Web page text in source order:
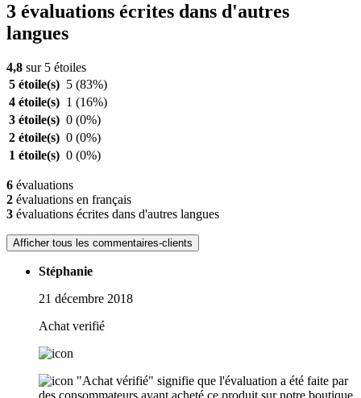
3 évaluations écrites dans d'autres
langues
4,8 sur 5 étoiles
5 étoile(s) 5 (83%)
4 étoile(s) 1 (16%)
3 étoile(s) 0 (0%)
2 étoile(s) 0 (0%)
1 étoile(s) 0 (0%)
6 évaluations
2 évaluations en français
3 évaluations écrites dans d'autres langues
Afficher tous les commentaires-clients
Stéphanie
21 décembre 2018
Achat verifié
"Achat vérifié" signifie que l'évaluation a été faite par
des consommateurs ayant acheté ce produit sur notre boutique